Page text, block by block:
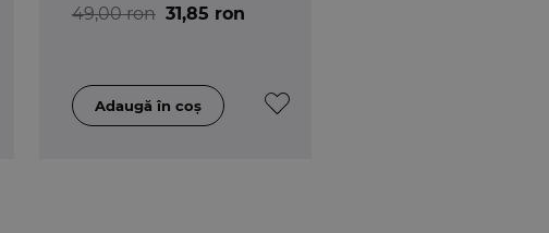
49,00 ron 31,85 ron